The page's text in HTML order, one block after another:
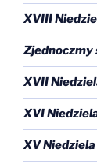
XVIII
Zjednoczmy
XVII
XVI
XV